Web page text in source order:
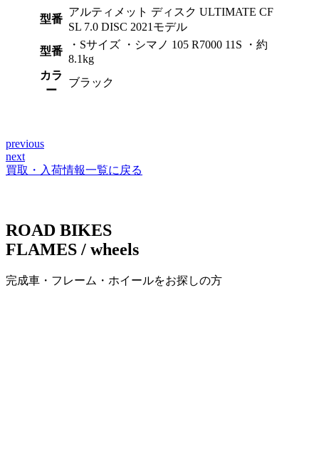
型番
アルティメット ディスク ULTIMATE CF
SL 7.0 DISC 2021モデル
型番
・Sサイズ ・シマノ 105 R7000 11S ・約
8.1kg
カラ
ー
ブラック
投
稿
ゲ
シ
previous
next
買取・入荷情報一覧に戻る
ROAD BIKES
FLAMES / wheels
完成車・フレーム・ホイールをお探しの方